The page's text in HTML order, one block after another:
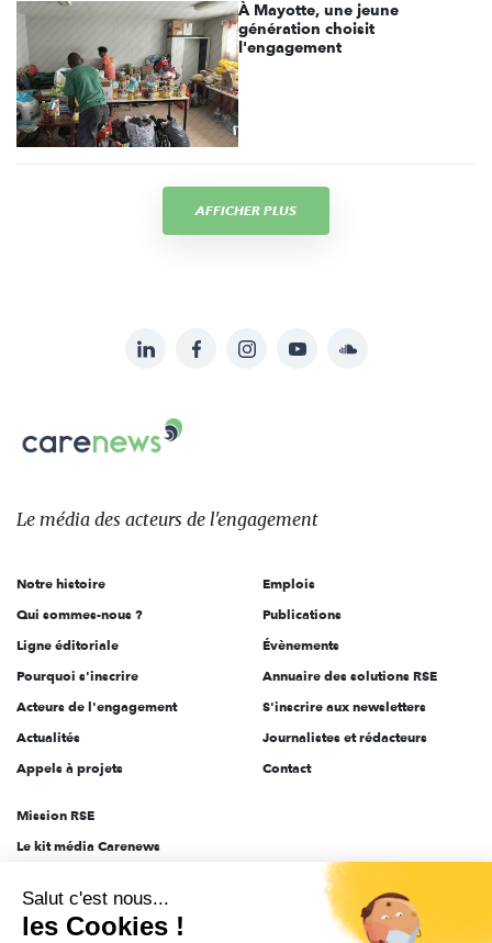
À Mayotte, une jeune
génération choisit
l'engagement
AFFICHER PLUS
sur:
LinkedInFacebookInstagramYouTubeSoundcloud
Carenews,
Le
des
l'engagement
Le média des acteurs de l'engagement
Notre histoire
Qui sommes-nous ?
Ligne éditoriale
Pourquoi s'inscrire
Acteurs de l'engagement
Actualités
Appels à projets
Emplois
Publications
Évènements
Annuaire des solutions RSE
S'inscrire aux newsletters
Journalistes et rédacteurs
Contact
Mission RSE
Le kit média Carenews
AEF info
Novethic
Salut c'est nous...
les Cookies !